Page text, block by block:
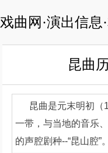
戏曲网·演出信息
昆曲
昆曲是元末明初（
一带，与当地的音乐
的声腔剧种--“昆山腔”。